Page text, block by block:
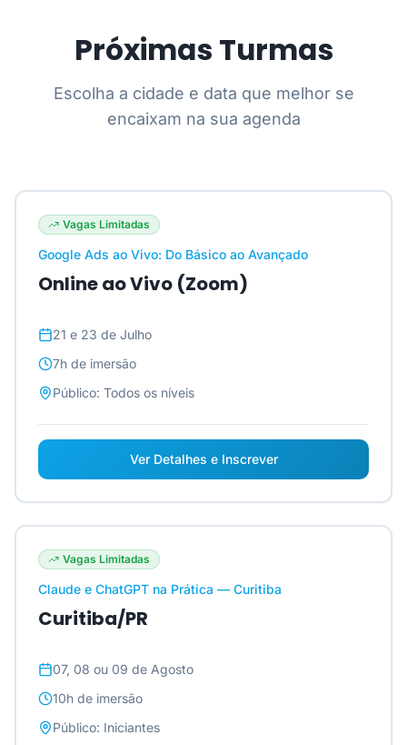
Próximas Turmas
Escolha a cidade e data que melhor se
encaixam na sua agenda
Vagas Limitadas
Google Ads ao Vivo: Do Básico ao Avançado
Online ao Vivo (Zoom)
21 e 23 de Julho
7h de imersão
Público: Todos os níveis
Ver Detalhes e Inscrever
Vagas Limitadas
Claude e ChatGPT na Prática — Curitiba
Curitiba/PR
07, 08 ou 09 de Agosto
10h de imersão
Público: Iniciantes